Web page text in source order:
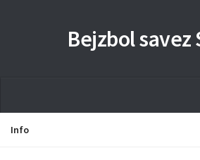
Bejzbol savez
Home
Info